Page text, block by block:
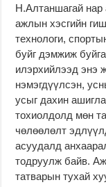
Н.Алтаншагай нар
ажлын хэсгийн
технологи,
буйг дэмжиж
илэрхийлээд энэ
нэмэгдүүлсэн,
усыг дахин
тохиолдолд мөн
чөлөөлөлт
асуудалд
тодруулж байв.
татварын тухай